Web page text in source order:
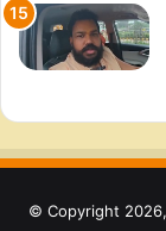
© Copyright